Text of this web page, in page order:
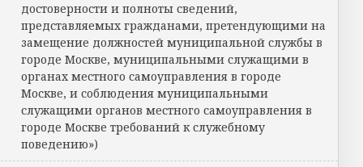
достоверности и полноты сведений,
представляемых гражданами, претендующими на
замещение должностей муниципальной службы в
городе Москве, муниципальными служащими в
органах местного самоуправления в городе
Москве, и соблюдения муниципальными
служащими органов местного самоуправления в
городе Москве требований к служебному
поведению»)